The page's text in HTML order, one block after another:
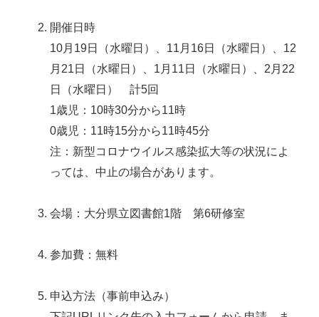
開催日時
10月19日（水曜日）、11月16日（水曜日）、12
月21日（水曜日）、1月11日（水曜日）、2月22
日（水曜日） 計5回
1歳児：10時30分から11時
0歳児：11時15分から11時45分
注：新型コロナウイルス感染拡大等の状況によ
っては、中止の場合があります。
会場：大分県立図書館1階 第6研修室
参加費：無料
申込方法（事前申込み）